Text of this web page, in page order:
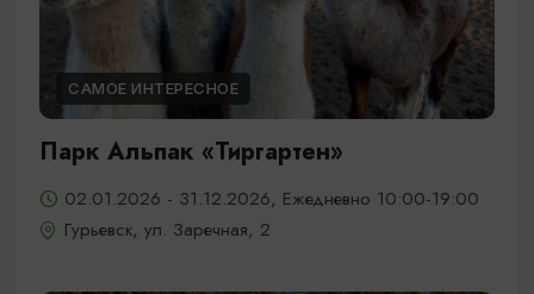
САМОЕ ИНТЕРЕСНОЕ
Парк Альпак «Тиргартен»
02.01.2026 - 31.12.2026, Ежедневно 10:00-19:00
Гурьевск, ул. Заречная, 2